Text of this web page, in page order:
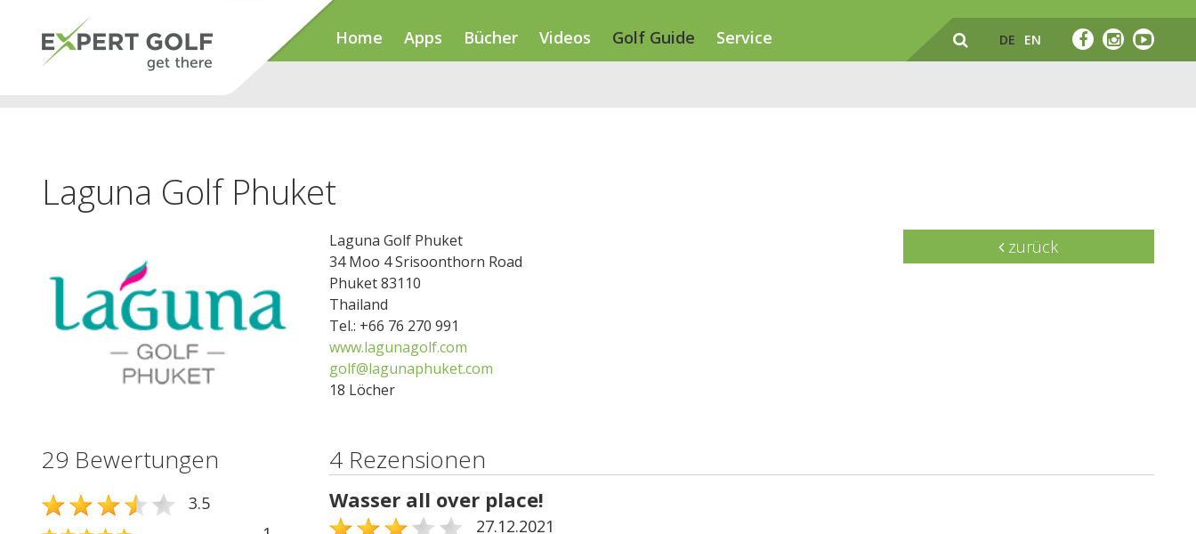
Home Apps Bücher Videos Golf Guide Service DE EN
Laguna Golf Phuket
Laguna Golf Phuket
34 Moo 4 Srisoonthorn Road
Phuket 83110
Thailand
Tel.: +66 76 270 991
www.lagunagolf.com
golf@lagunaphuket.com
18 Löcher
zurück
29 Bewertungen
3.5
4 Rezensionen
Wasser all over place!
27.12.2021